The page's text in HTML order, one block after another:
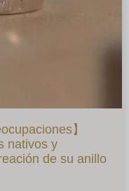
】
nativos y
de su anillo